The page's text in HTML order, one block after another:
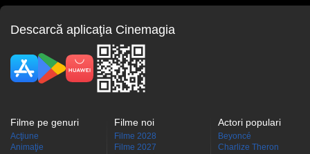
Descarcă aplicaţia Cinemagia
Filme pe genuri
Acţiune
Animaţie
Filme noi
Filme 2028
Filme 2027
Actori populari
Beyoncé
Charlize Theron